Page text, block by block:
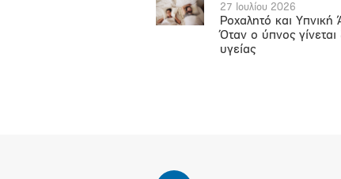
27 Ιουλίου 2026
Ροχαλητό και Υπνική
Όταν ο ύπνος γίνεται
υγείας